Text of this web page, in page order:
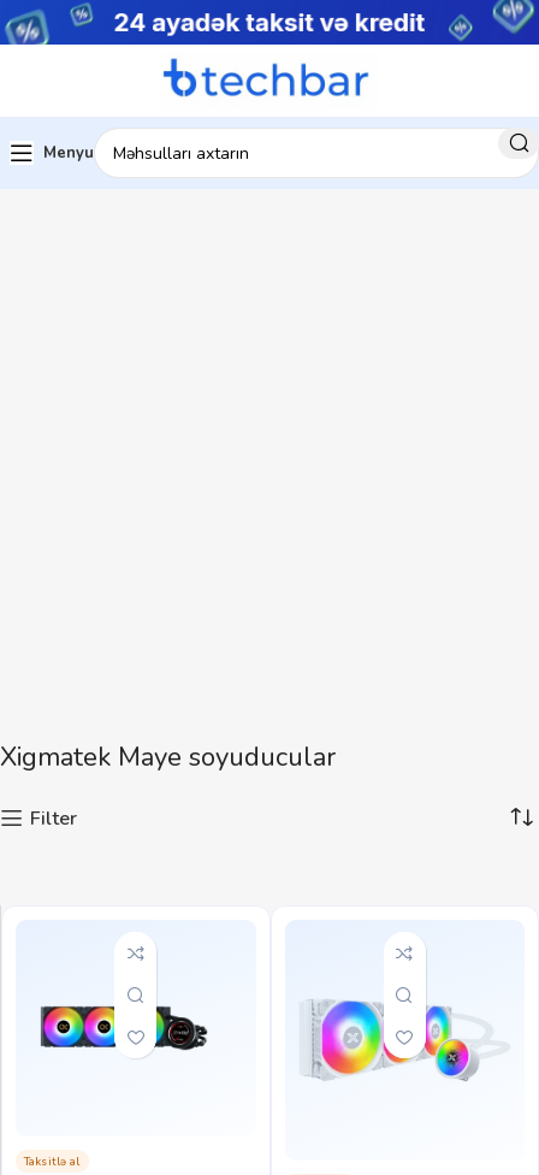
Menyu
Xigmatek Maye soyuducular
Filter
Taksitlə al